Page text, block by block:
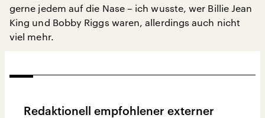
gerne jedem auf die Nase – ich wusste, wer Billie Jean
King und Bobby Riggs waren, allerdings auch nicht
viel mehr.
Redaktionell empfohlener externer